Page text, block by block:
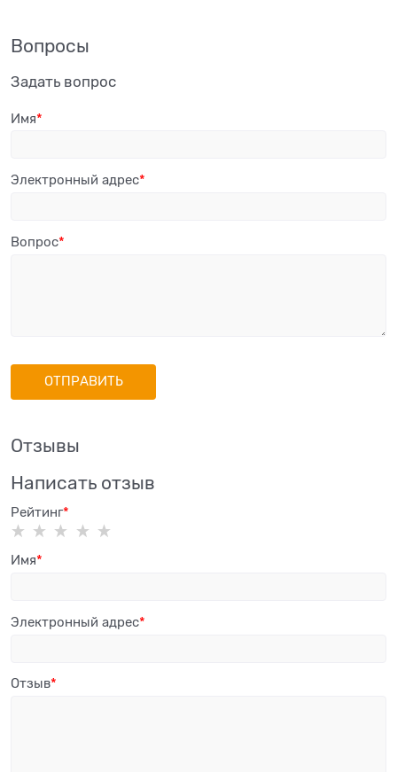
Вопросы
Задать вопрос
Имя
Электронный адрес
Вопрос
Отзывы
Написать отзыв
Рейтинг
Имя
Электронный адрес
Отзыв